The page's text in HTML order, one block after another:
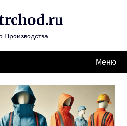
Производства
Меню